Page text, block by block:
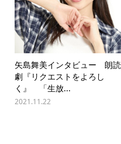
矢島舞美インタビュー 朗読
劇『リクエストをよろし
く』 「生放...
2021.11.22